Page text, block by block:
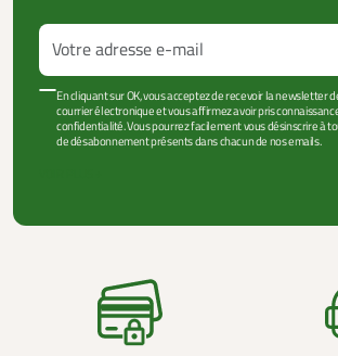
En cliquant sur OK, vous acceptez de recevoir la newsletter
courrier électronique et vous affirmez avoir pris
confidentialité. Vous pourrez facilement vous désinscrire à
de désabonnement présents dans chacun de nos emails.